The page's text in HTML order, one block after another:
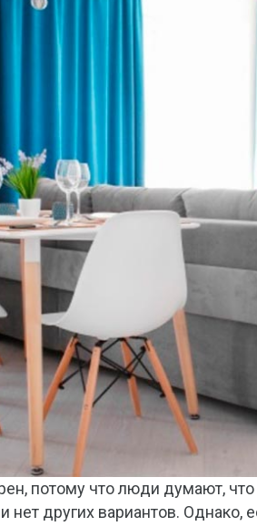
потому что люди думают,
нет других вариантов.